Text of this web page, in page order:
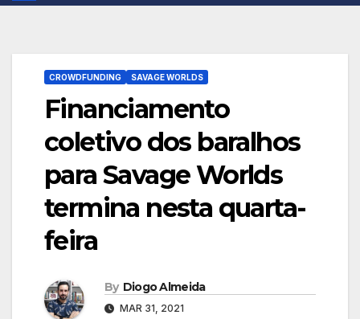
CROWDFUNDING SAVAGE WORLDS
Financiamento
coletivo dos baralhos
para Savage Worlds
termina nesta quarta-
feira
By Diogo Almeida
MAR 31, 2021